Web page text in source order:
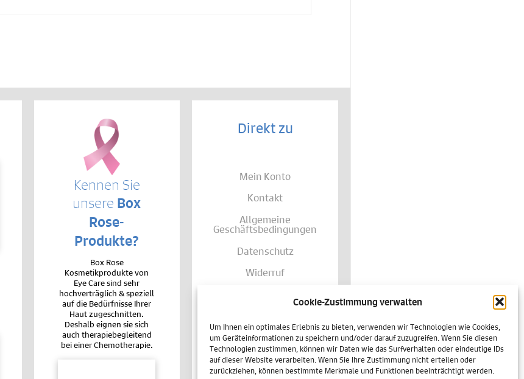
Cookie-Zustimmung verwalten
Um Ihnen ein optimales Erlebnis zu bieten, verwenden wir Technologien wie Cookies,
um Geräteinformationen zu speichern und/oder darauf zuzugreifen. Wenn Sie diesen
Technologien zustimmen, können wir Daten wie das Surfverhalten oder eindeutige IDs
auf dieser Website verarbeiten. Wenn Sie Ihre Zustimmung nicht erteilen oder
zurückziehen, können bestimmte Merkmale und Funktionen beeinträchtigt werden.
Kennen Sie
unsere Box
Rose-
Produkte?
Box Rose
Kosmetikprodukte von
Eye Care sind sehr
hochverträglich & speziell
auf die Bedürfnisse Ihrer
Haut zugeschnitten.
Deshalb eignen sie sich
auch therapiebegleitend
bei einer Chemotherapie.
Direkt zu
Mein Konto
Kontakt
Allgemeine
Geschäftsbedingungen
Datenschutz
Widerruf
Impressum
Cookie-Richtlinie (EU)